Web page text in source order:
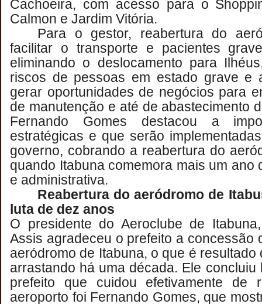
Cachoeira, com acesso para o
Calmon e Jardim Vitória.
Para o gestor, reabertura do
facilitar o transporte e pacientes
eliminando o deslocamento para
riscos de pessoas em estado grave e
gerar oportunidades de negócios para
de manutenção e até de abastecimento
Fernando Gomes destacou a
estratégicas e que serão
governo, cobrando a reabertura do
quando Itabuna comemora mais um ano
e administrativa.
Reabertura do aeródromo de
luta de dez anos
O presidente do Aeroclube de
Assis agradeceu o prefeito a concessão
aeródromo de Itabuna, o que é
arrastando há uma década. Ele concluiu
prefeito que cuidou efetivamente de
aeroporto foi Fernando Gomes, que